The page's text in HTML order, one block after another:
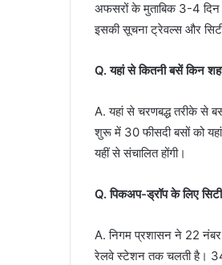
अफसरों के मुताबिक 3-4 दिन
इसकी सूचना ट्रेवल्स और
Q. यहां से कितनी बसें किन
A. यहां से चरणबद्ध तरीके से
शुरू में 30 फीसदी बसों को
यहीं से संचालित होंगी।
Q. पिकअप-ड्रॉप के लिए
A. निगम प्रशासन ने 22
रेलवे स्टेशन तक चलती है। 34